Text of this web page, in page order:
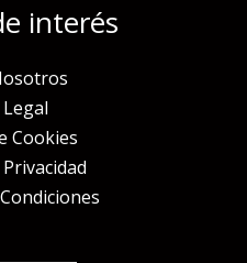
interés
Cookies